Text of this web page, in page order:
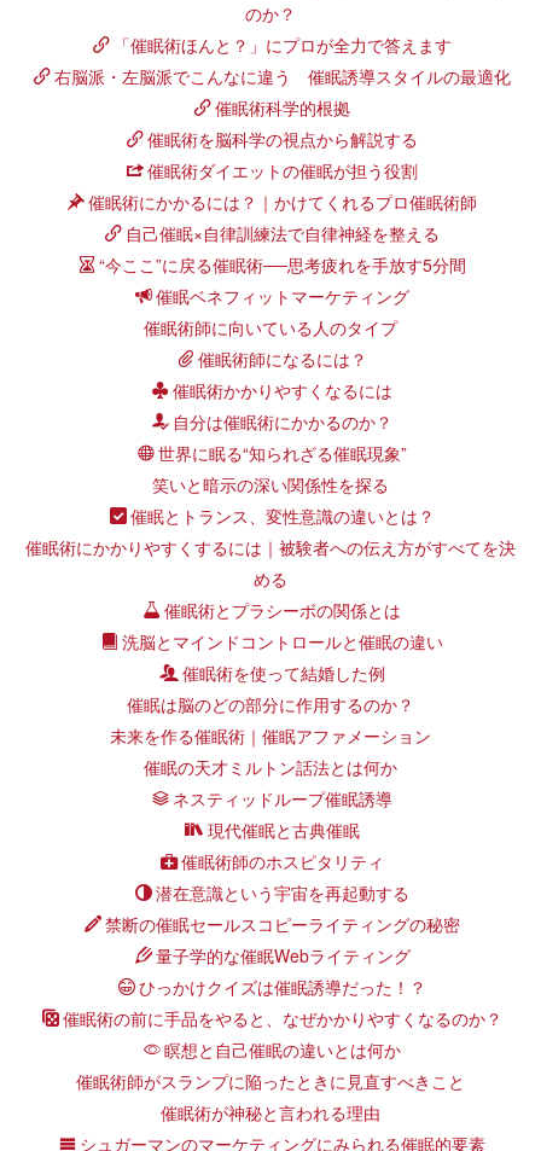
のか？
「催眠術ほんと？」にプロが全力で答えます
右脳派・左脳派でこんなに違う 催眠誘導スタイルの最適化
催眠術科学的根拠
催眠術を脳科学の視点から解説する
催眠術ダイエットの催眠が担う役割
催眠術にかかるには？｜かけてくれるプロ催眠術師
自己催眠×自律訓練法で自律神経を整える
“今ここ”に戻る催眠術──思考疲れを手放す5分間
催眠ベネフィットマーケティング
催眠術師に向いている人のタイプ
催眠術師になるには？
催眠術かかりやすくなるには
自分は催眠術にかかるのか？
世界に眠る“知られざる催眠現象”
笑いと暗示の深い関係性を探る
催眠とトランス、変性意識の違いとは？
催眠術にかかりやすくするには｜被験者への伝え方がすべてを決
める
催眠術とプラシーボの関係とは
洗脳とマインドコントロールと催眠の違い
催眠術を使って結婚した例
催眠は脳のどの部分に作用するのか？
未来を作る催眠術｜催眠アファメーション
催眠の天才ミルトン話法とは何か
ネスティッドループ催眠誘導
現代催眠と古典催眠
催眠術師のホスピタリティ
潜在意識という宇宙を再起動する
禁断の催眠セールスコピーライティングの秘密
量子学的な催眠Webライティング
ひっかけクイズは催眠誘導だった！？
催眠術の前に手品をやると、なぜかかりやすくなるのか？
瞑想と自己催眠の違いとは何か
催眠術師がスランプに陥ったときに見直すべきこと
催眠術が神秘と言われる理由
シュガーマンのマーケティングにみられる催眠的要素